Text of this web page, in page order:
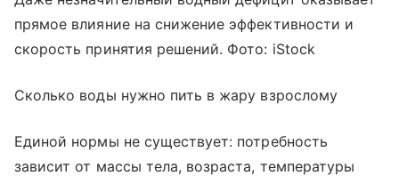
прямое влияние на снижение эффективности и
скорость принятия решений. Фото: iStock
Сколько воды нужно пить в жару взрослому
Единой нормы не существует: потребность
зависит от массы тела, возраста, температуры